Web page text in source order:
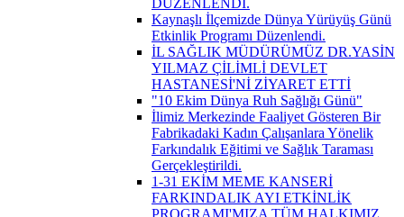
Kaynaşlı İlçemizde Dünya Yürüyüş Günü
Etkinlik Programı Düzenlendi.
İL SAĞLIK MÜDÜRÜMÜZ DR.YASİN
YILMAZ ÇİLİMLİ DEVLET
HASTANESİ'Nİ ZİYARET ETTİ
"10 Ekim Dünya Ruh Sağlığı Günü"
İlimiz Merkezinde Faaliyet Gösteren Bir
Fabrikadaki Kadın Çalışanlara Yönelik
Farkındalık Eğitimi ve Sağlık Taraması
Gerçekleştirildi.
1-31 EKİM MEME KANSERİ
FARKINDALIK AYI ETKİNLİK
PROGRAMI'MIZA TÜM HALKIMIZ